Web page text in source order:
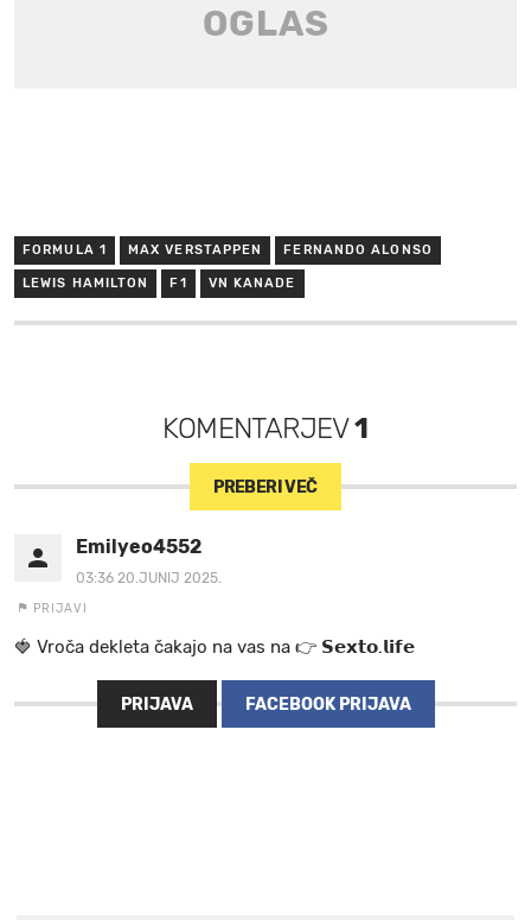
FORMULA 1 MAX VERSTAPPEN FERNANDO ALONSO
LEWIS HAMILTON F1 VN KANADE
KOMENTARJEV1
PREBERI VEČ
Emilyeo4552
03:36 20.JUNIJ 2025.
PRIJAVI
🍓 V r o č a d e k l e t a ča k a jo na va s n a 👉 𝗦𝗲𝘅𝘁𝗼.𝗹𝗶𝗳𝗲
PRIJAVA FACEBOOK PRIJAVA